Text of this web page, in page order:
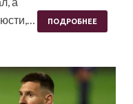
ПОДРОБНЕЕ